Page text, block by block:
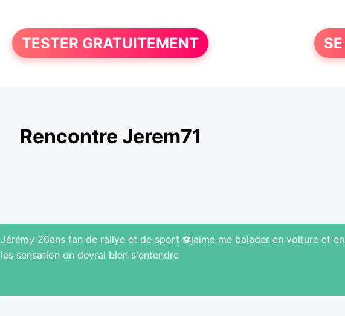
TESTER GRATUITEMENT
Rencontre Jerem71
Jérémy 26ans fan de rallye et de sport ⚽️jaime me balader en voiture et
les sensation on devrai bien s'entendre